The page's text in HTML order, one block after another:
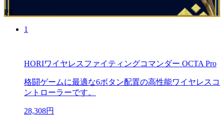
PR
1
HORIワイヤレスファイティングコマンダー OCTA Pro
格闘ゲームに最適な6ボタン配置の高性能ワイヤレスコ
ントローラーです。
28,308円